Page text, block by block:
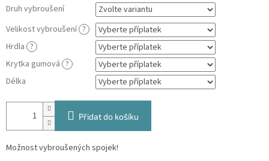
Druh vybroušení
Velikost vybroušení ?
Hrdla ?
Krytka gumová ?
Délka
Přidat do košíku
Možnost vybroušených spojek!